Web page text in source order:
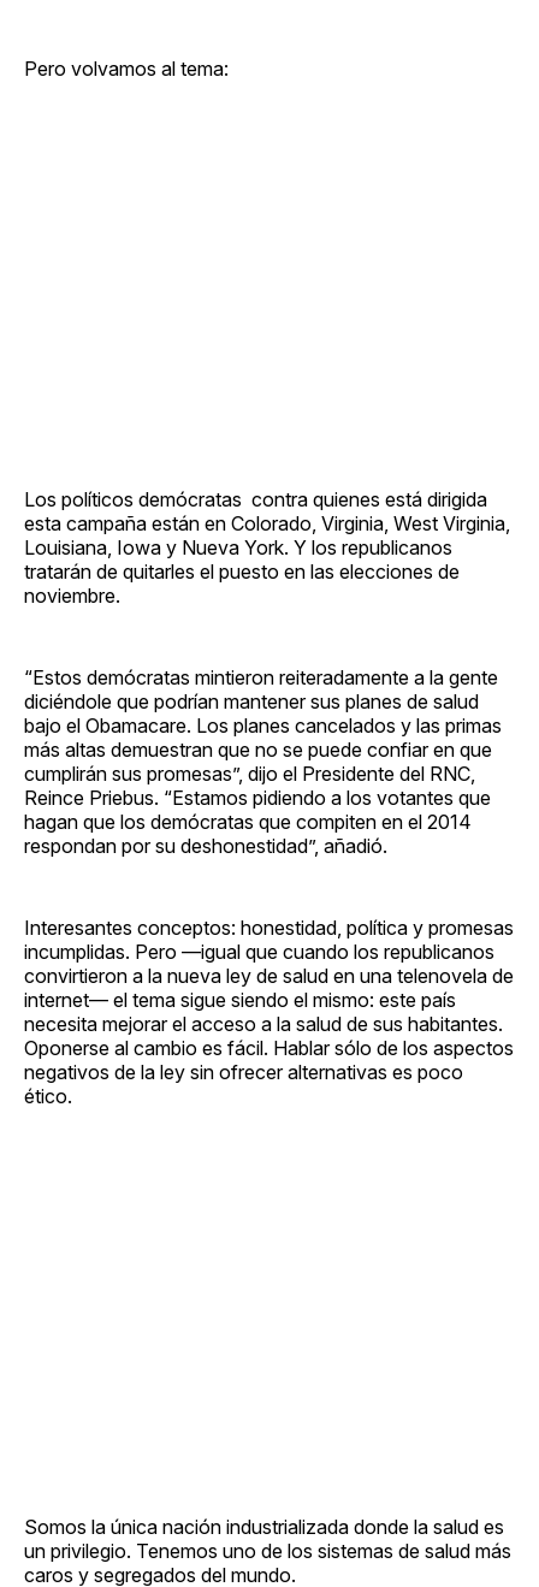
Pero volvamos al tema:
Los políticos demócratas contra quienes está dirigida
esta campaña están en Colorado, Virginia, West Virginia,
Louisiana, Iowa y Nueva York. Y los republicanos
tratarán de quitarles el puesto en las elecciones de
noviembre.
“Estos demócratas mintieron reiteradamente a la gente
diciéndole que podrían mantener sus planes de salud
bajo el Obamacare. Los planes cancelados y las primas
más altas demuestran que no se puede confiar en que
cumplirán sus promesas”, dijo el Presidente del RNC,
Reince Priebus. “Estamos pidiendo a los votantes que
hagan que los demócratas que compiten en el 2014
respondan por su deshonestidad”, añadió.
Interesantes conceptos: honestidad, política y promesas
incumplidas. Pero —igual que cuando los republicanos
convirtieron a la nueva ley de salud en una telenovela de
internet— el tema sigue siendo el mismo: este país
necesita mejorar el acceso a la salud de sus habitantes.
Oponerse al cambio es fácil. Hablar sólo de los aspectos
negativos de la ley sin ofrecer alternativas es poco
ético.
Somos la única nación industrializada donde la salud es
un privilegio. Tenemos uno de los sistemas de salud más
caros y segregados del mundo.